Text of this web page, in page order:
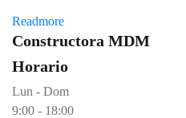
Readmore
Constructora MDM
Horario
Lun - Dom
9:00 - 18:00